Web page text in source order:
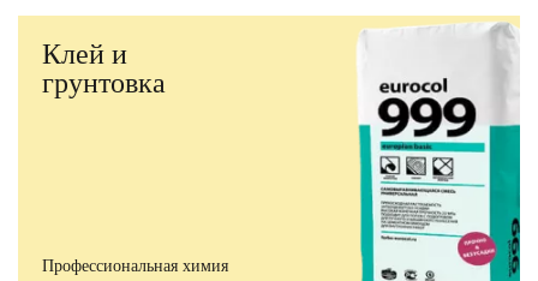
Клей и
грунтовка
Профессиональная химия